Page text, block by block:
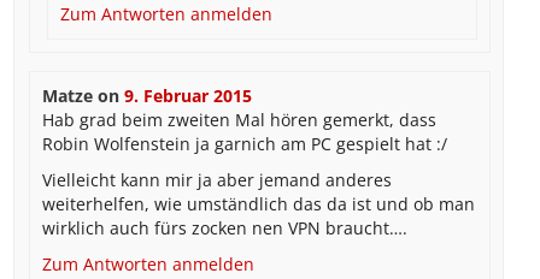
Zum Antworten anmelden
Matze on9. Februar 2015
Hab grad beim zweiten Mal hören gemerkt, dass
Robin Wolfenstein ja garnich am PC gespielt hat :/
Vielleicht kann mir ja aber jemand anderes
weiterhelfen, wie umständlich das da ist und ob man
wirklich auch fürs zocken nen VPN braucht….
Zum Antworten anmelden